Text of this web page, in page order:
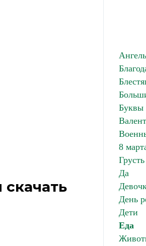
Буквы
8
Грусть
Да
День
Дети
Еда